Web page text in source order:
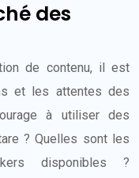
des
de contenu, il est
et les attentes des
à utiliser des
? Quelles sont les
disponibles ?